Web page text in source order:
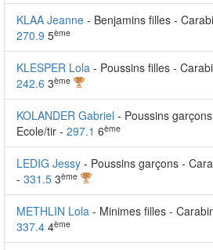
KLAA Jeanne - Benjamins filles -
270.9 5ème
KLESPER Lola - Poussins filles -
242.6 3ème
KOLANDER Gabriel - Poussins
Ecole/tir - 297.1 6ème
LEDIG Jessy - Poussins garçons -
- 331.5 3ème
METHLIN Lola - Minimes filles -
337.4 4ème